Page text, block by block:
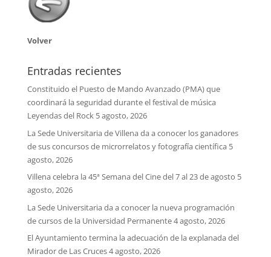
Volver
Entradas recientes
Constituido el Puesto de Mando Avanzado (PMA) que
coordinará la seguridad durante el festival de música
Leyendas del Rock 5 agosto, 2026
La Sede Universitaria de Villena da a conocer los ganadores
de sus concursos de microrrelatos y fotografía científica 5
agosto, 2026
Villena celebra la 45ª Semana del Cine del 7 al 23 de agosto 5
agosto, 2026
La Sede Universitaria da a conocer la nueva programación
de cursos de la Universidad Permanente4 agosto, 2026
El Ayuntamiento termina la adecuación de la explanada del
Mirador de Las Cruces4 agosto, 2026